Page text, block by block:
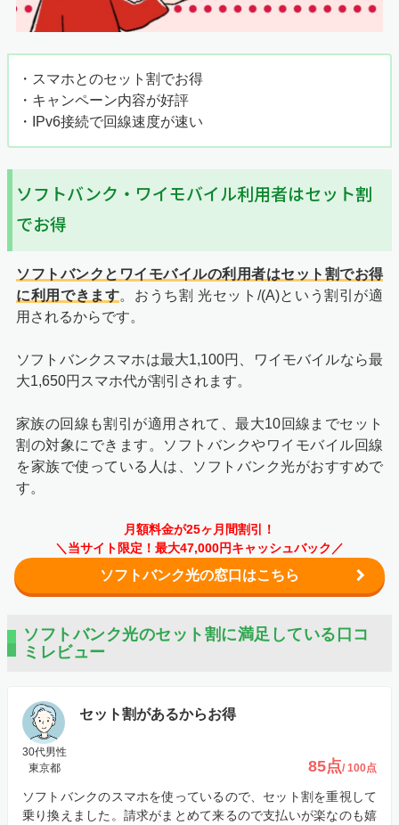
・スマホとのセット割でお得
・キャンペーン内容が好評
・IPv6接続で回線速度が速い
ソフトバンク・ワイモバイル利用者はセット割
でお得
ソフトバンクとワイモバイルの利用者はセット割でお得
に利用できます。おうち割 光セット/(A)という割引が適
用されるからです。
ソフトバンクスマホは最大1,100円、ワイモバイルなら最
大1,650円スマホ代が割引されます。
家族の回線も割引が適用されて、最大10回線までセット
割の対象にできます。ソフトバンクやワイモバイル回線
を家族で使っている人は、ソフトバンク光がおすすめで
す。
月額料金が25ヶ月間割引！
＼当サイト限定！最大47,000円キャッシュバック／
ソフトバンク光の窓口はこちら
ソフトバンク光のセット割に満足している口コ
ミレビュー
セット割があるからお得
30代男性
東京都
85点/ 100点
ソフトバンクのスマホを使っているので、セット割を重視して
乗り換えました。請求がまとめて来るので支払いが楽なのも嬉